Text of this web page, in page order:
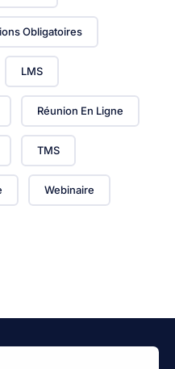
Obligatoires
LMS
Réunion En Ligne
TMS
Webinaire